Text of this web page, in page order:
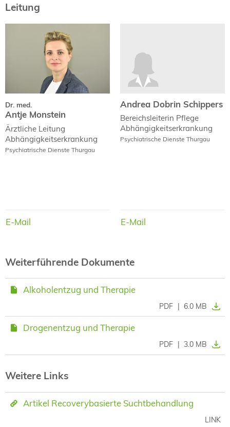
Leitung
Dr. med.
Antje Monstein
Ärztliche Leitung
Abhängigkeitserkrankung
Psychiatrische Dienste Thurgau
E-Mail
Antje Monstein
E-Mail
Andrea Dobrin Schippers
Bereichsleiterin Pflege
Abhängigkeitserkrankung
Psychiatrische Dienste Thurgau
E-Mail
E-Mail
Weiterführende Dokumente
Alkoholentzug und Therapie
PDF | 6.0 MB
Drogenentzug und Therapie
PDF | 3.0 MB
Weitere Links
Artikel Recoverybasierte Suchtbehandlung
LINK